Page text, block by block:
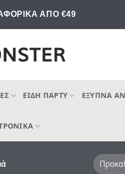
ΑΠΟ €49
ΕΊΔΗ ΠΆΡΤΥ ΈΞΥΠΝΑ